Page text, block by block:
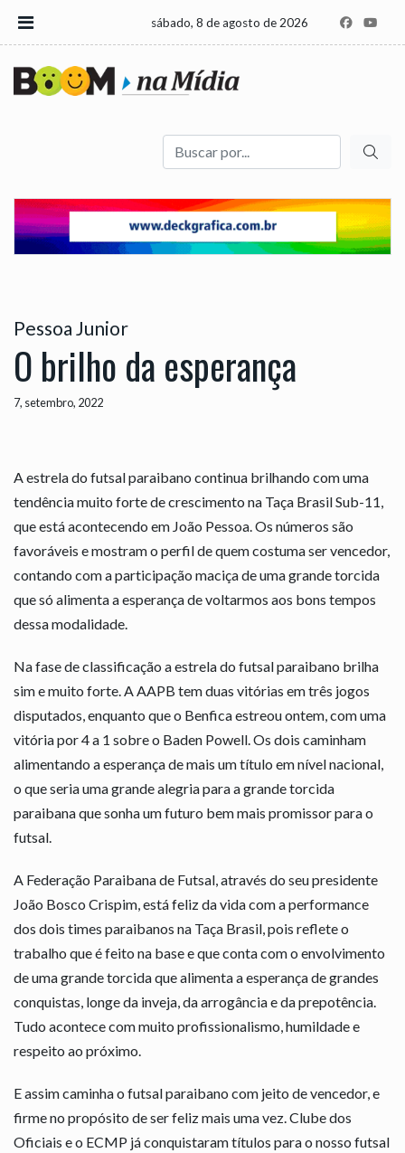
sábado, 8 de agosto de 2026
Buscar
Pessoa Junior
O brilho da esperança
7, setembro, 2022
A estrela do futsal paraibano continua brilhando com uma
tendência muito forte de crescimento na Taça Brasil Sub-11,
que está acontecendo em João Pessoa. Os números são
favoráveis e mostram o perfil de quem costuma ser vencedor,
contando com a participação maciça de uma grande torcida
que só alimenta a esperança de voltarmos aos bons tempos
dessa modalidade.
Na fase de classificação a estrela do futsal paraibano brilha
sim e muito forte. A AAPB tem duas vitórias em três jogos
disputados, enquanto que o Benfica estreou ontem, com uma
vitória por 4 a 1 sobre o Baden Powell. Os dois caminham
alimentando a esperança de mais um título em nível nacional,
o que seria uma grande alegria para a grande torcida
paraibana que sonha um futuro bem mais promissor para o
futsal.
A Federação Paraibana de Futsal, através do seu presidente
João Bosco Crispim, está feliz da vida com a performance
dos dois times paraibanos na Taça Brasil, pois reflete o
trabalho que é feito na base e que conta com o envolvimento
de uma grande torcida que alimenta a esperança de grandes
conquistas, longe da inveja, da arrogância e da prepotência.
Tudo acontece com muito profissionalismo, humildade e
respeito ao próximo.
E assim caminha o futsal paraibano com jeito de vencedor, e
firme no propósito de ser feliz mais uma vez. Clube dos
Oficiais e o ECMP já conquistaram títulos para o nosso futsal